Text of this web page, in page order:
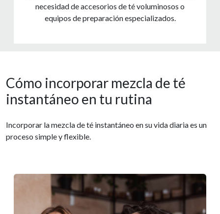
necesidad de accesorios de té voluminosos o
equipos de preparación especializados.
Cómo incorporar mezcla de té
instantáneo en tu rutina
Incorporar la mezcla de té instantáneo en su vida diaria es un
proceso simple y flexible.